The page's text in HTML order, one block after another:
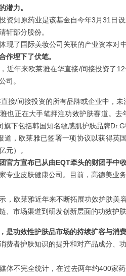
潜力。
资知原药业是该基金自今年3月31日
轩部分股份。
现了国际美妆公司关联的产业资本对
作埋下了伏笔。
近年来欧莱雅在华直接/间接投资了
司。
接/间接投资的所有品牌或企业中，
也正在大手笔押注功效护肤赛道。
旗下包括韩国知名敏感肌护肤品牌
道，欧莱雅已签署一项协议以获得英
元）。
官方宣布已从由EQT牵头的财团手中
专业皮肤健康公司。目前，高德美业
，欧莱雅近年来不断拓展功效护肤美
、市场渠道到研发创新层面的功效护
是功效性护肤品市场的持续扩容与消
费者护肤知识的提升和对产品成分、
体不完全统计，在过去两年约400家